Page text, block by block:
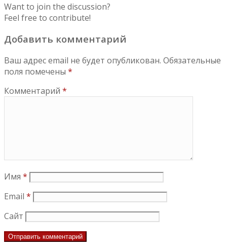
Want to join the discussion?
Feel free to contribute!
Добавить комментарий
Ваш адрес email не будет опубликован. Обязательные
поля помечены *
Комментарий *
Имя *
Email *
Сайт